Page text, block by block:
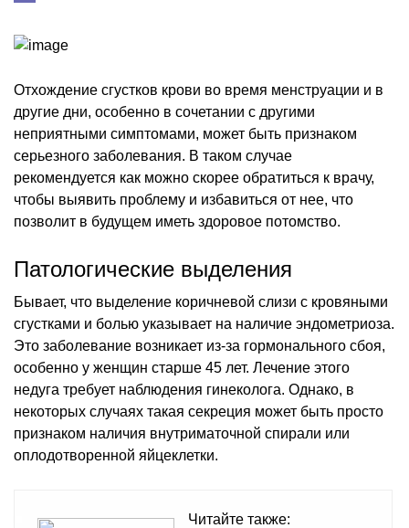
Отхождение сгустков крови во время менструации и в
другие дни, особенно в сочетании с другими
неприятными симптомами, может быть признаком
серьезного заболевания. В таком случае
рекомендуется как можно скорее обратиться к врачу,
чтобы выявить проблему и избавиться от нее, что
позволит в будущем иметь здоровое потомство.
Патологические выделения
Бывает, что выделение коричневой слизи с кровяными
сгустками и болью указывает на наличие эндометриоза.
Это заболевание возникает из-за гормонального сбоя,
особенно у женщин старше 45 лет. Лечение этого
недуга требует наблюдения гинеколога. Однако, в
некоторых случаях такая секреция может быть просто
признаком наличия внутриматочной спирали или
оплодотворенной яйцеклетки.
Читайте также: